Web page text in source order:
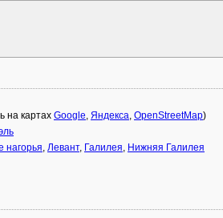
на картах Google, Яндекса, OpenStreetMap)
нагорья, Левант, Галилея, Нижняя Галилея